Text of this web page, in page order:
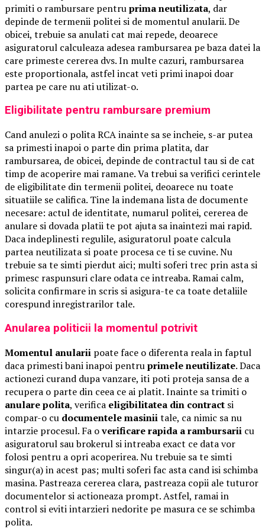
primiti o rambursare pentruprima neutilizata, dar
depinde de termenii politei si de momentul anularii. De
obicei, trebuie sa anulati cat mai repede, deoarece
asiguratorul calculeaza adesea rambursarea pe baza datei la
care primeste cererea dvs. In multe cazuri, rambursarea
este proportionala, astfel incat veti primi inapoi doar
partea pe care nu ati utilizat-o.
Eligibilitate pentru rambursare premium
Cand anulezi o polita RCA inainte sa se incheie, s-ar putea
sa primesti inapoi o parte din prima platita, dar
rambursarea, de obicei, depinde de contractul tau si de cat
timp de acoperire mai ramane. Va trebui sa verifici cerintele
de eligibilitate din termenii politei, deoarece nu toate
situatiile se califica. Tine la indemana lista de documente
necesare: actul de identitate, numarul politei, cererea de
anulare si dovada platii te pot ajuta sa inaintezi mai rapid.
Daca indeplinesti regulile, asiguratorul poate calcula
partea neutilizata si poate procesa ce ti se cuvine. Nu
trebuie sa te simti pierdut aici; multi soferi trec prin asta si
primesc raspunsuri clare odata ce intreaba. Ramai calm,
solicita confirmare in scris si asigura-te ca toate detaliile
corespund inregistrarilor tale.
Anularea politicii la momentul potrivit
Momentul anularii poate face o diferenta reala in faptul
daca primesti bani inapoi pentruprimele neutilizate. Daca
actionezi curand dupa vanzare, iti poti proteja sansa de a
recupera o parte din ceea ce ai platit. Inainte sa trimiti o
anulare polita, verifica eligibilitatea din contract si
compar-o cu documentele masiniitale, ca nimic sa nu
intarzie procesul. Fa overificare rapida a rambursarii cu
asiguratorul sau brokerul si intreaba exact ce data vor
folosi pentru a opri acoperirea. Nu trebuie sa te simti
singur(a) in acest pas; multi soferi fac asta cand isi schimba
masina. Pastreaza cererea clara, pastreaza copii ale tuturor
documentelor si actioneaza prompt. Astfel, ramai in
control si eviti intarzieri nedorite pe masura ce se schimba
polita.